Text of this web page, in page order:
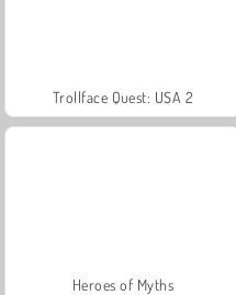
Trollface Quest: USA 2
Heroes of Myths